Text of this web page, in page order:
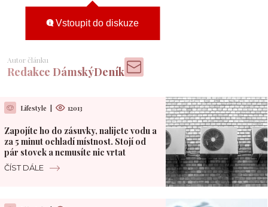
Vstoupit do diskuze
Autor článku
Redakce DámskýDeník
Lifestyle 12013
Zapojíte ho do zásuvky, nalijete vodu a
za 5 minut ochladí místnost. Stojí od
pár stovek a nemusíte nic vrtat
ČÍST DÁLE